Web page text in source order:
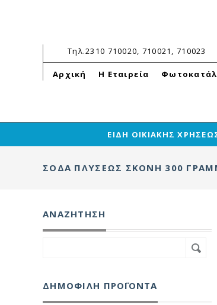
Τηλ.2310 710020, 710021, 710023
Αρχική Η Εταιρεία
ΕΙΔΗ ΟΙΚΙΑΚΗΣ
ΣΌΔΑ ΠΛΎΣΕΩΣ ΣΚΌΝΗ 300
ΑΝΑΖΉΤΗΣΗ
ΔΗΜΟΦΙΛΗ ΠΡΟΪΟΝΤΑ